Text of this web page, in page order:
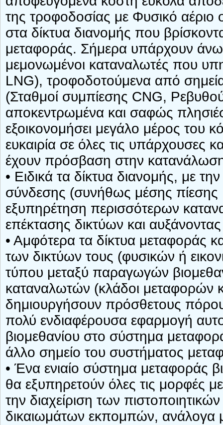
της τροφοδοσίας με Φυσικό αέριο
στα δίκτυα διανομής που
μεταφοράς. Σήμερα υπάρχουν άνω
μεμονωμένοι καταναλωτές που
LNG), τροφοδοτούμενα από
(Σταθμοί συμπίεσης CNG,
αποκεντρωμένα και σαφώς
εξοικονομήσει μεγάλο μέρος του
ευκαιρία σε όλες τις υπάρχουσες
έχουν πρόσβαση στην
• Ειδικά τα δίκτυα διανομής, με
σύνδεσης (συνήθως μέσης
εξυπηρέτηση περισσότερων
επέκτασης δικτύων και
• Αμφότερα τα δίκτυα μεταφοράς
των δικτύων τους (φυσικών ή
τύπου μεταξύ παραγωγών
καταναλωτών (κλάδοι μεταφορών
δημιουργήσουν πρόσθετους
πολύ ενδιαφέρουσα εφαρμογή
βιομεθανίου στο σύστημα
άλλο σημείο του συστήματος
• Ένα ενιαίο σύστημα μεταφοράς
θα εξυπηρετούν όλες τις μορφές
την διαχείριση των
δικαιωμάτων εκπομπών, ανάλογα